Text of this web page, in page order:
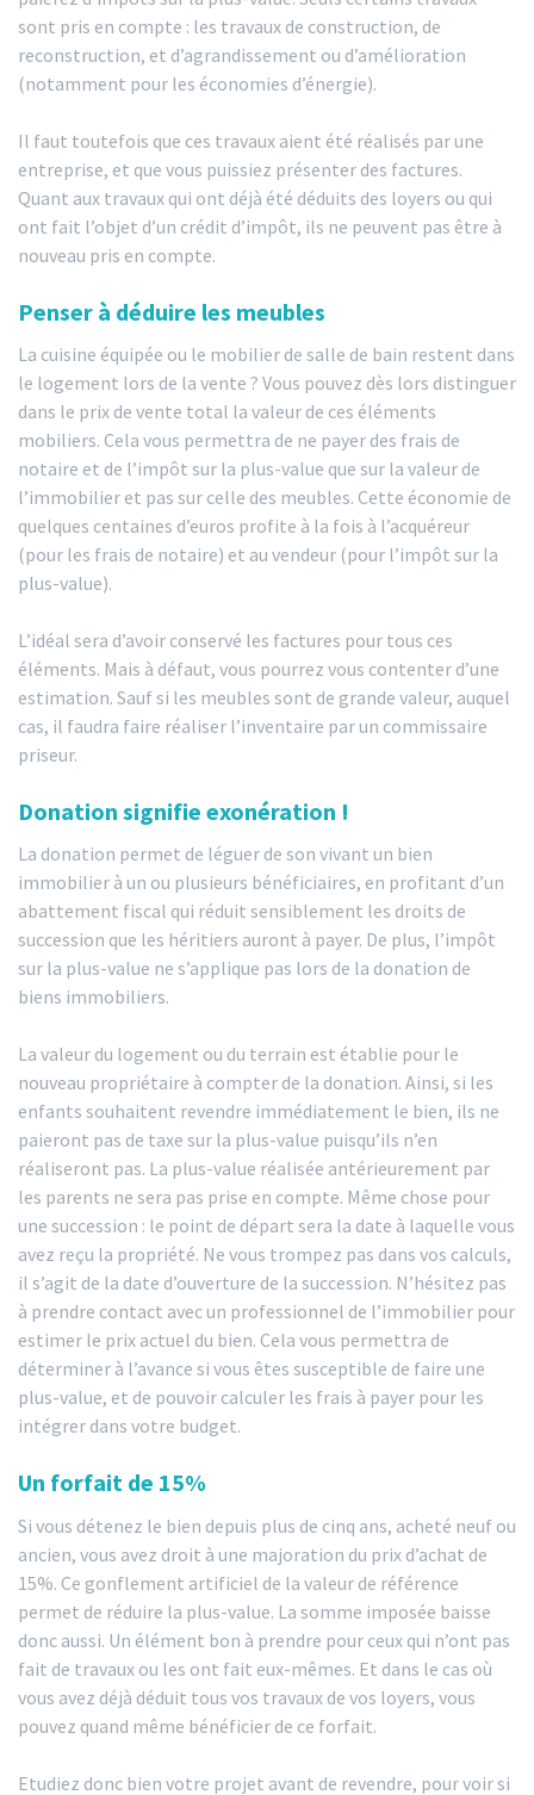
sont pris en compte : les travaux de construction, de
reconstruction, et d’agrandissement ou d’amélioration
(notamment pour les économies d’énergie).
Il faut toutefois que ces travaux aient été réalisés par une
entreprise, et que vous puissiez présenter des factures.
Quant aux travaux qui ont déjà été déduits des loyers ou qui
ont fait l’objet d’un crédit d’impôt, ils ne peuvent pas être à
nouveau pris en compte.
Penser à déduire les meubles
La cuisine équipée ou le mobilier de salle de bain restent dans
le logement lors de la vente ? Vous pouvez dès lors distinguer
dans le prix de vente total la valeur de ces éléments
mobiliers. Cela vous permettra de ne payer des frais de
notaire et de l’impôt sur la plus-value que sur la valeur de
l’immobilier et pas sur celle des meubles. Cette économie de
quelques centaines d’euros profite à la fois à l’acquéreur
(pour les frais de notaire) et au vendeur (pour l’impôt sur la
plus-value).
L’idéal sera d’avoir conservé les factures pour tous ces
éléments. Mais à défaut, vous pourrez vous contenter d’une
estimation. Sauf si les meubles sont de grande valeur, auquel
cas, il faudra faire réaliser l’inventaire par un commissaire
priseur.
Donation signifie exonération !
La donation permet de léguer de son vivant un bien
immobilier à un ou plusieurs bénéficiaires, en profitant d’un
abattement fiscal qui réduit sensiblement les droits de
succession que les héritiers auront à payer. De plus, l’impôt
sur la plus-value ne s’applique pas lors de la donation de
biens immobiliers.
La valeur du logement ou du terrain est établie pour le
nouveau propriétaire à compter de la donation. Ainsi, si les
enfants souhaitent revendre immédiatement le bien, ils ne
paieront pas de taxe sur la plus-value puisqu’ils n’en
réaliseront pas. La plus-value réalisée antérieurement par
les parents ne sera pas prise en compte. Même chose pour
une succession : le point de départ sera la date à laquelle vous
avez reçu la propriété. Ne vous trompez pas dans vos calculs,
il s’agit de la date d’ouverture de la succession. N’hésitez pas
à prendre contact avec un professionnel de l’immobilier pour
estimer le prix actuel du bien. Cela vous permettra de
déterminer à l’avance si vous êtes susceptible de faire une
plus-value, et de pouvoir calculer les frais à payer pour les
intégrer dans votre budget.
Un forfait de 15%
Si vous détenez le bien depuis plus de cinq ans, acheté neuf ou
ancien, vous avez droit à une majoration du prix d’achat de
15%. Ce gonflement artificiel de la valeur de référence
permet de réduire la plus-value. La somme imposée baisse
donc aussi. Un élément bon à prendre pour ceux qui n’ont pas
fait de travaux ou les ont fait eux-mêmes. Et dans le cas où
vous avez déjà déduit tous vos travaux de vos loyers, vous
pouvez quand même bénéficier de ce forfait.
Etudiez donc bien votre projet avant de revendre, pour voir si